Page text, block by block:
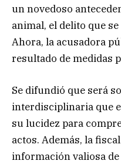
un novedoso
animal, el delito que
Ahora, la acusadora
resultado de medidas
Se difundió que será
interdisciplinaria que
su lucidez para
actos. Además, la
información valiosa